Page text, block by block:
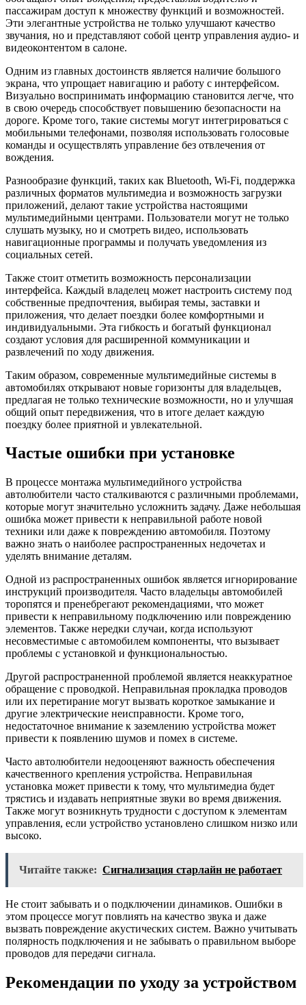
пассажирам доступ к множеству функций и возможностей.
Эти элегантные устройства не только улучшают качество
звучания, но и представляют собой центр управления аудио- и
видеоконтентом в салоне.
Одним из главных достоинств является наличие большого
экрана, что упрощает навигацию и работу с интерфейсом.
Визуально воспринимать информацию становится легче, что
в свою очередь способствует повышению безопасности на
дороге. Кроме того, такие системы могут интегрироваться с
мобильными телефонами, позволяя использовать голосовые
команды и осуществлять управление без отвлечения от
вождения.
Разнообразие функций, таких как Bluetooth, Wi-Fi, поддержка
различных форматов мультимедиа и возможность загрузки
приложений, делают такие устройства настоящими
мультимедийными центрами. Пользователи могут не только
слушать музыку, но и смотреть видео, использовать
навигационные программы и получать уведомления из
социальных сетей.
Также стоит отметить возможность персонализации
интерфейса. Каждый владелец может настроить систему под
собственные предпочтения, выбирая темы, заставки и
приложения, что делает поездки более комфортными и
индивидуальными. Эта гибкость и богатый функционал
создают условия для расширенной коммуникации и
развлечений по ходу движения.
Таким образом, современные мультимедийные системы в
автомобилях открывают новые горизонты для владельцев,
предлагая не только технические возможности, но и улучшая
общий опыт передвижения, что в итоге делает каждую
поездку более приятной и увлекательной.
Частые ошибки при установке
В процессе монтажа мультимедийного устройства
автолюбители часто сталкиваются с различными проблемами,
которые могут значительно усложнить задачу. Даже небольшая
ошибка может привести к неправильной работе новой
техники или даже к повреждению автомобиля. Поэтому
важно знать о наиболее распространенных недочетах и
уделять внимание деталям.
Одной из распространенных ошибок является игнорирование
инструкций производителя. Часто владельцы автомобилей
торопятся и пренебрегают рекомендациями, что может
привести к неправильному подключению или повреждению
элементов. Также нередки случаи, когда используют
несовместимые с автомобилем компоненты, что вызывает
проблемы с установкой и функциональностью.
Другой распространенной проблемой является неаккуратное
обращение с проводкой. Неправильная прокладка проводов
или их перетирание могут вызвать короткое замыкание и
другие электрические неисправности. Кроме того,
недостаточное внимание к заземлению устройства может
привести к появлению шумов и помех в системе.
Часто автолюбители недооценяют важность обеспечения
качественного крепления устройства. Неправильная
установка может привести к тому, что мультимедиа будет
трястись и издавать неприятные звуки во время движения.
Также могут возникнуть трудности с доступом к элементам
управления, если устройство установлено слишком низко или
высоко.
Читайте также: Сигнализация старлайн не работает
Не стоит забывать и о подключении динамиков. Ошибки в
этом процессе могут повлиять на качество звука и даже
вызвать повреждение акустических систем. Важно учитывать
полярность подключения и не забывать о правильном выборе
проводов для передачи сигнала.
Рекомендации по уходу за устройством